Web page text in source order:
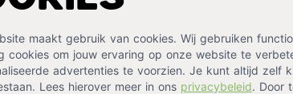
maakt gebruik van cookies. Wij gebruiken
cookies om jouw ervaring op onze website te
advertenties te voorzien. Je kunt altijd zelf
Lees hierover meer in ons privacybeleid. Door
en exclusieve korting? Laat je